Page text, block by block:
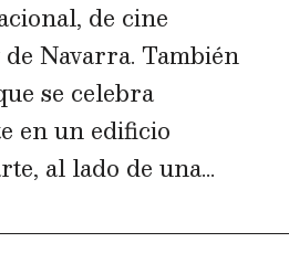
de cine
Navarra. También
se celebra
en un edificio
al lado de una...